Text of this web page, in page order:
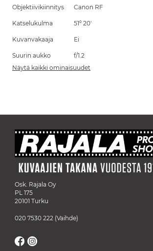
Objektiivikiinnitys Canon RF
Katselukulma 51º 20'
Kuvanvakaaja Ei
Suurin aukko
f/1.2
Näytä kaikki ominaisuudet
Osk. Rajala Oy
PL 175
20101 Turku
020 7530 222 (Vaihde)